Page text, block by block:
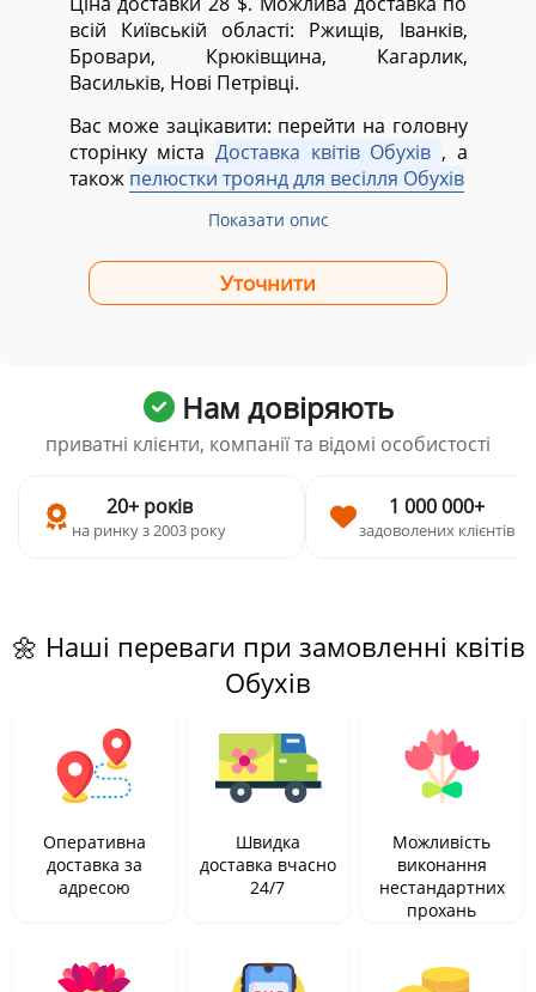
всій Київській області: Ржищів, Іванків,
Бровари, Крюківщина, Кагарлик,
Васильків, Нові Петрівці.
Вас може зацікавити: перейти на головну
сторінку міста Доставка квітів Обухів , а
також пелюстки троянд для весілля Обухів
Показати опис
Нам довіряють
приватні клієнти, компанії та відомі особистості
20+ років
на ринку з 2003 року
1 000 000+
задоволених клієнтів
🌼 Наші переваги при замовленні квітів
Обухів
Оперативна
доставка за
адресою
Швидка
доставка вчасно
24/7
Можливість
виконання
нестандартних
прохань